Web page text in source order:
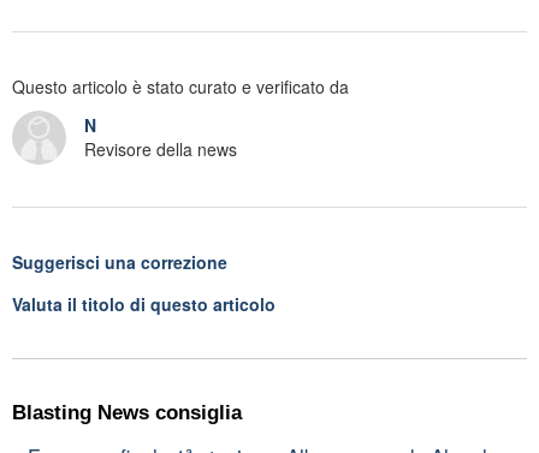
Questo articolo è stato curato e verificato da
N
Revisore della news
Suggerisci una correzione
Valuta il titolo di questo articolo
Blasting News consiglia